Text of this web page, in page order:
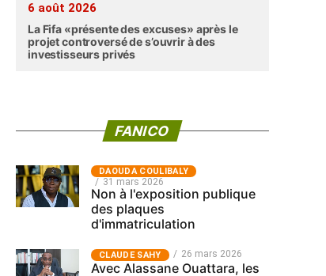
6 août 2026
La Fifa «présente des excuses» après le
projet controversé de s’ouvrir à des
investisseurs privés
FANICO
‎DAOUDA COULIBALY
31 mars 2026
Non à l'exposition publique
des plaques
d'immatriculation
CLAUDE SAHY 26 mars 2026
Avec Alassane Ouattara, les